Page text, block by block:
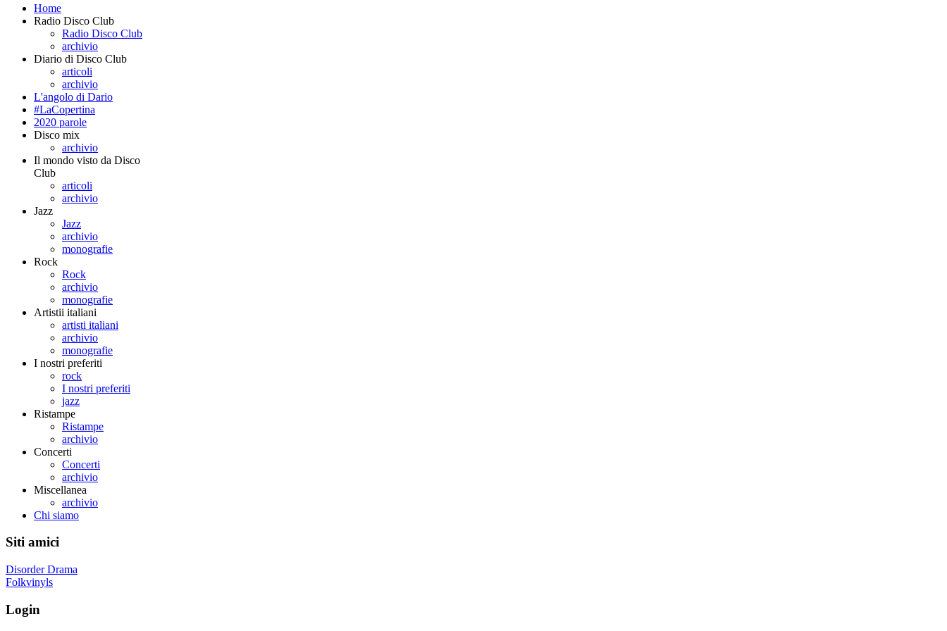
Home
Radio Disco Club
Radio Disco Club
archivio
Diario di Disco Club
articoli
archivio
L'angolo di Dario
#LaCopertina
2020 parole
Disco mix
archivio
Il mondo visto da Disco
Club
articoli
archivio
Jazz
Jazz
archivio
monografie
Rock
Rock
archivio
monografie
Artistii italiani
artisti italiani
archivio
monografie
I nostri preferiti
rock
I nostri preferiti
jazz
Ristampe
Ristampe
archivio
Concerti
Concerti
archivio
Miscellanea
archivio
Chi siamo
Siti amici
Disorder Drama
Folkvinyls
Login